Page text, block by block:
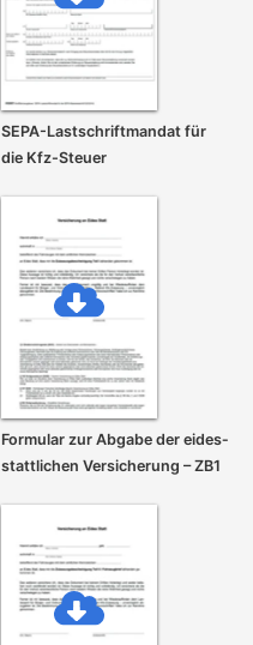
SEPA-Lastschrift­mandat für
die Kfz-Steuer
Formular zur Abgabe der eides­
stattlichen Versicherung – ZB1